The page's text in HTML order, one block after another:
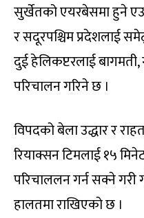
सुर्खेतको एयरबेसमा हुने
र सदूरपश्चिम प्रदेशलाई
दुई हेलिकप्टरलाई
परिचालन गरिने छ ।
विपदको बेला उद्धार र
रियाक्सन टिमलाई १५
परिचाललन गर्न सक्ने गरी
हालतमा राखिएको छ ।